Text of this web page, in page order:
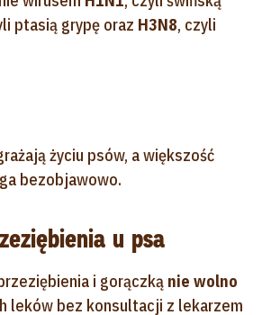
ptasią grypę oraz H3N8, czyli
życiu psów, a większość
bezobjawowo.
u psa
i gorączką nie wolno
leków bez konsultacji z lekarzem